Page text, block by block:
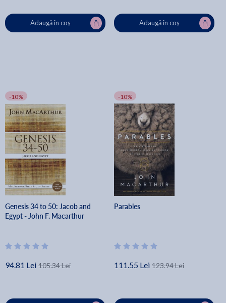
Adaugă în coș Adaugă în coș
-10%
Genesis 34 to 50: Jacob and
Egypt - John F. Macarthur
94.81 Lei 105.34 Lei
-10%
Parables
111.55 Lei 123.94 Lei